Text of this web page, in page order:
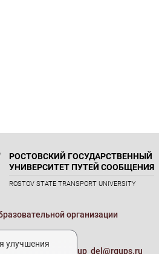
РОСТОВСКИЙ ГОСУДАРСТВЕННЫЙ
УНИВЕРСИТЕТ ПУТЕЙ СООБЩЕНИЯ
ROSTOV STATE TRANSPORT UNIVERSITY
организации
университета: up_del@rgups.ru
улучшения